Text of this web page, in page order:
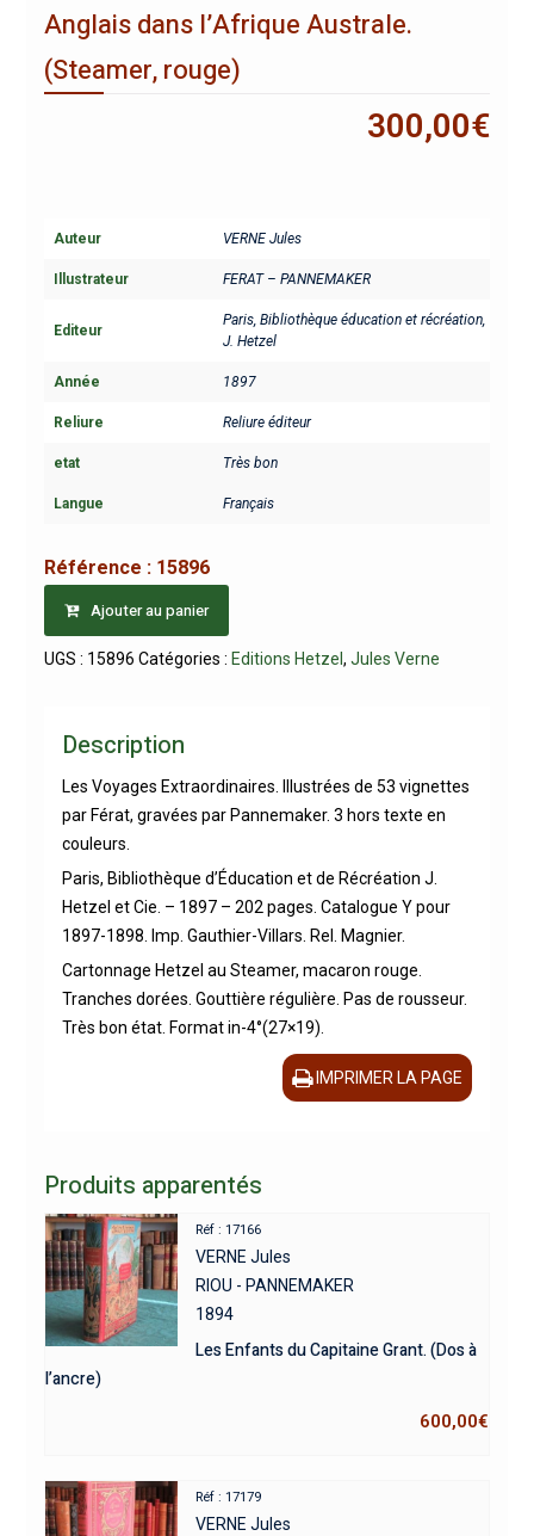
Anglais dans l’Afrique Australe.
(Steamer, rouge)
300,00€
Auteur VERNE Jules
Illustrateur FERAT – PANNEMAKER
Editeur
Paris, Bibliothèque éducation et récréation,
J. Hetzel
Année 1897
Reliure Reliure éditeur
etat Très bon
Langue Français
Référence : 15896
Ajouter au panier
UGS : 15896 Catégories : Editions Hetzel, Jules Verne
Description
Les Voyages Extraordinaires. Illustrées de 53 vignettes
par Férat, gravées par Pannemaker. 3 hors texte en
couleurs.
Paris, Bibliothèque d’Éducation et de Récréation J.
Hetzel et Cie. – 1897 – 202 pages. Catalogue Y pour
1897-1898. Imp. Gauthier-Villars. Rel. Magnier.
Cartonnage Hetzel au Steamer, macaron rouge.
Tranches dorées. Gouttière régulière. Pas de rousseur.
Très bon état. Format in-4°(27×19).
IMPRIMER LA PAGE
Produits apparentés
Réf : 17166
VERNE Jules
RIOU - PANNEMAKER
1894
Les Enfants du Capitaine Grant. (Dos à
l’ancre)
600,00€
Réf : 17179
VERNE Jules